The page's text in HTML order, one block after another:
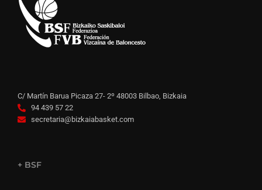
C/ Martín Barua Picaza 27- 2º 48003 Bilbao, Bizkaia
94 439 57 22
secretaria@bizkaiabasket.com
+ BSF